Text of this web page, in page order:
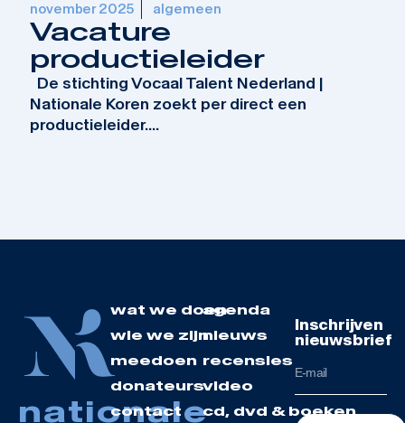
november 2025 algemeen
Vacature
productieleider
De stichting Vocaal Talent Nederland |
Nationale Koren zoekt per direct een
productieleider....
nationale
wat we doen
wie we zijn
meedoen
donateurs
contact
agenda
nieuws
recensies
video
cd, dvd & boeken
Inschrijven
nieuwsbrief